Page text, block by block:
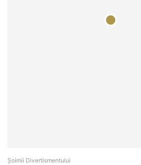
Şoimii Divertismentului